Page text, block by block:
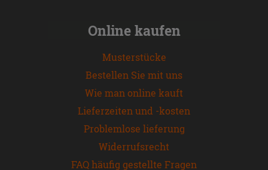
Online kaufen
Musterstücke
Bestellen Sie mit uns
Wie man online kauft
Lieferzeiten und -kosten
Problemlose lieferung
Widerrufsrecht
FAQ häufig gestellte Fragen